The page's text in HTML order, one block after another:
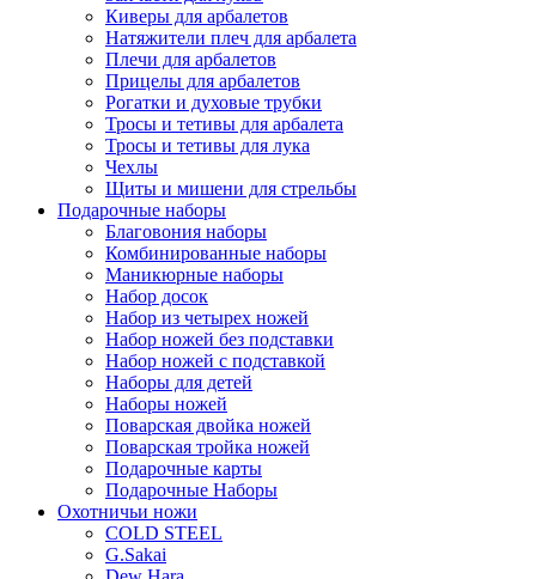
Киверы для арбалетов
Натяжители плеч для арбалета
Плечи для арбалетов
Прицелы для арбалетов
Рогатки и духовые трубки
Тросы и тетивы для арбалета
Тросы и тетивы для лука
Чехлы
Щиты и мишени для стрельбы
Подарочные наборы
Благовония наборы
Комбинированные наборы
Маникюрные наборы
Набор досок
Набор из четырех ножей
Набор ножей без подставки
Набор ножей с подставкой
Наборы для детей
Наборы ножей
Поварская двойка ножей
Поварская тройка ножей
Подарочные карты
Подарочные Наборы
Охотничьи ножи
COLD STEEL
G.Sakai